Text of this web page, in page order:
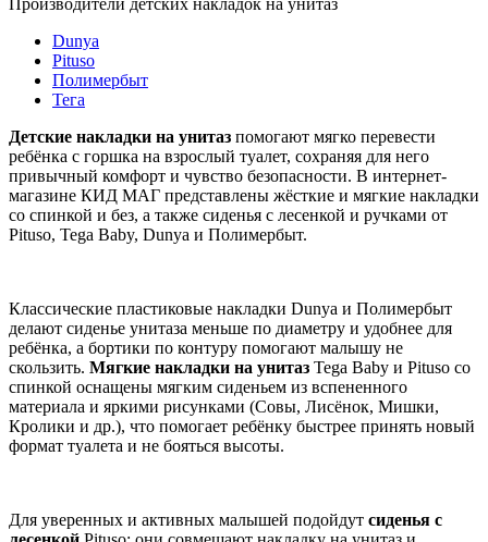
Производители детских накладок на унитаз
Dunya
Pituso
Полимербыт
Тега
Детские накладки на унитаз помогают мягко перевести
ребёнка с горшка на взрослый туалет, сохраняя для него
привычный комфорт и чувство безопасности. В интернет-
магазине КИД МАГ представлены жёсткие и мягкие накладки
со спинкой и без, а также сиденья с лесенкой и ручками от
Pituso, Tega Baby, Dunya и Полимербыт.
Классические пластиковые накладки Dunya и Полимербыт
делают сиденье унитаза меньше по диаметру и удобнее для
ребёнка, а бортики по контуру помогают малышу не
скользить. Мягкие накладки на унитаз Tega Baby и Pituso со
спинкой оснащены мягким сиденьем из вспененного
материала и яркими рисунками (Совы, Лисёнок, Мишки,
Кролики и др.), что помогает ребёнку быстрее принять новый
формат туалета и не бояться высоты.
Для уверенных и активных малышей подойдут сиденья с